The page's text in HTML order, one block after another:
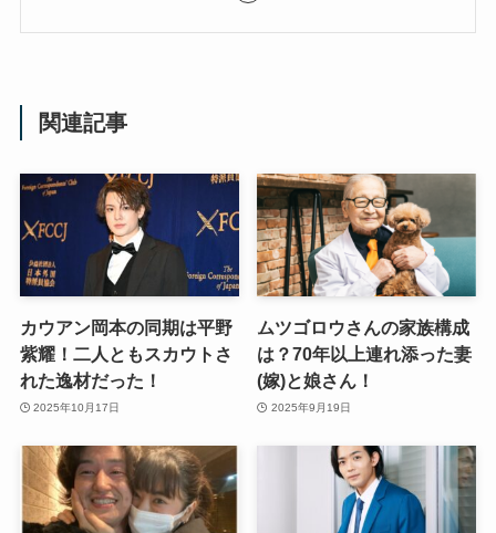
関連記事
カウアン岡本の同期は平野
紫耀！二人ともスカウトさ
れた逸材だった！
2025年10月17日
ムツゴロウさんの家族構成
は？70年以上連れ添った妻
(嫁)と娘さん！
2025年9月19日